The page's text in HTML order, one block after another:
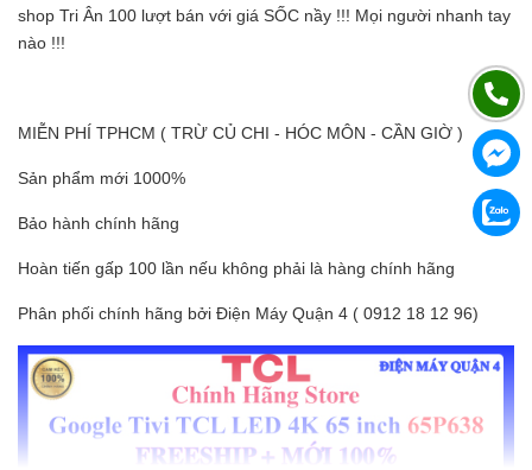
shop Tri Ân 100 lượt bán với giá SỐC nầy !!! Mọi người nhanh tay
nào !!!
MIỄN PHÍ TPHCM ( TRỪ CỦ CHI - HÓC MÔN - CẦN GIỜ )
Sản phẩm mới 1000%
Bảo hành chính hãng
Hoàn tiến gấp 100 lần nếu không phải là hàng chính hãng
Phân phối chính hãng bởi Điện Máy Quận 4 ( 0912 18 12 96)